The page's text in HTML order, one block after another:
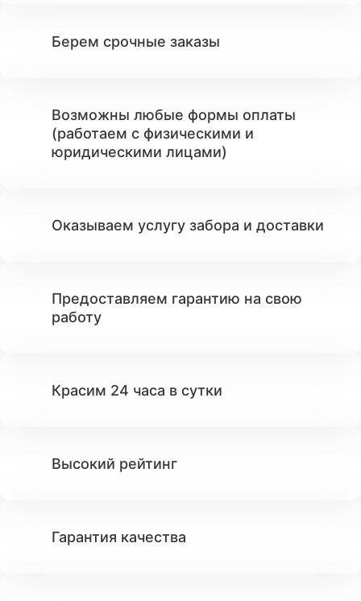
Берем срочные заказы
Возможны любые формы оплаты
(работаем с физическими и
юридическими лицами)
Оказываем услугу забора и доставки
Предоставляем гарантию на свою
работу
Красим 24 часа в сутки
Высокий рейтинг
Гарантия качества